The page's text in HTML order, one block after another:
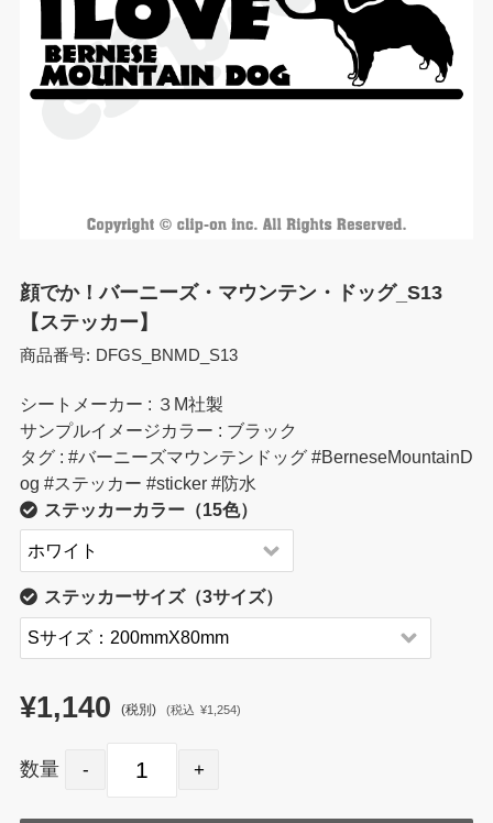
顔でか！バーニーズ・マウンテン・ドッグ_S13
【ステッカー】
商品番号: DFGS_BNMD_S13
シートメーカー : ３M社製
サンプルイメージカラー : ブラック
タグ : #バーニーズマウンテンドッグ #BerneseMountainD
og #ステッカー #sticker #防水
ステッカーカラー（15色）
ステッカーサイズ（3サイズ）
¥1,140 (税別) (税込 ¥1,254)
数量